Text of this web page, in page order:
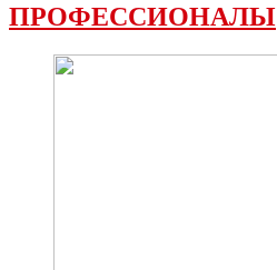
ПРОФЕССИОНАЛЫ